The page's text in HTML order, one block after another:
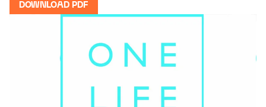
DOWNLOAD PDF